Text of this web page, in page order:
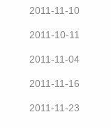
2011-11-10
2011-10-11
2011-11-04
2011-11-16
2011-11-23